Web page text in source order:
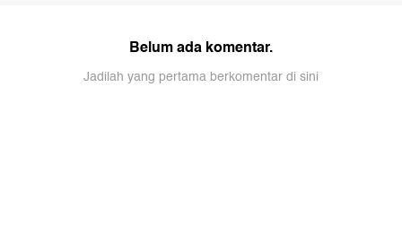
Belum ada komentar.
Jadilah yang pertama berkomentar di sini